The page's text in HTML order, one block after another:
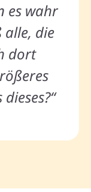
es wahr
alle, die
dort